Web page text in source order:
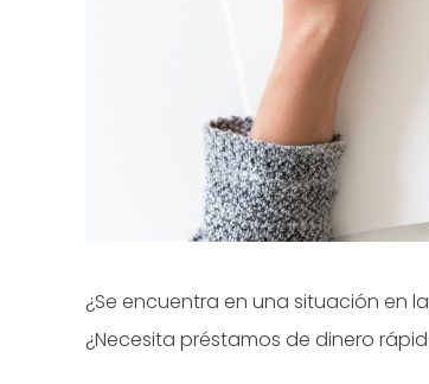
¿Se encuentra en una situación en
¿Necesita préstamos de dinero